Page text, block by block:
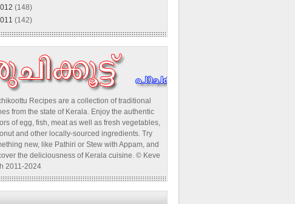
(148)
(142)
Recipes are a collection of traditional
from the state of Kerala. Enjoy the authentic
of egg, fish, meat as well as fresh vegetables,
and other locally-sourced ingredients. Try
new, like Pathiri or Stew with Appam, and
the deliciousness of Kerala cuisine. © Keve
2011-2024